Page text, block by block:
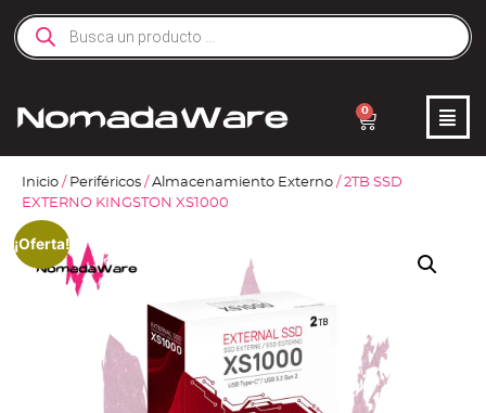
0
Inicio / Periféricos / Almacenamiento Externo / 2TB SSD
EXTERNO KINGSTON XS1000
¡Oferta!